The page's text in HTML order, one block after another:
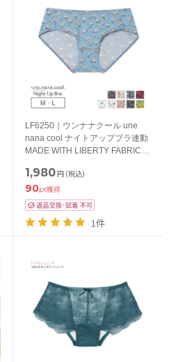
LF6250｜ウンナナクール une
nana cool ナイトアップブラ連動
MADE WITH LIBERTY FABRIC
1,980円 (税込)
90pt獲得
1件